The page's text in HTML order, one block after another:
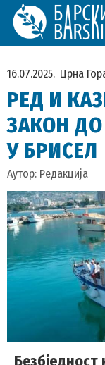
16.07.2025. Црна
РЕД И
ЗАКОН ДО
У БРИСЕЛ
Аутор: Редакција
Безбједност